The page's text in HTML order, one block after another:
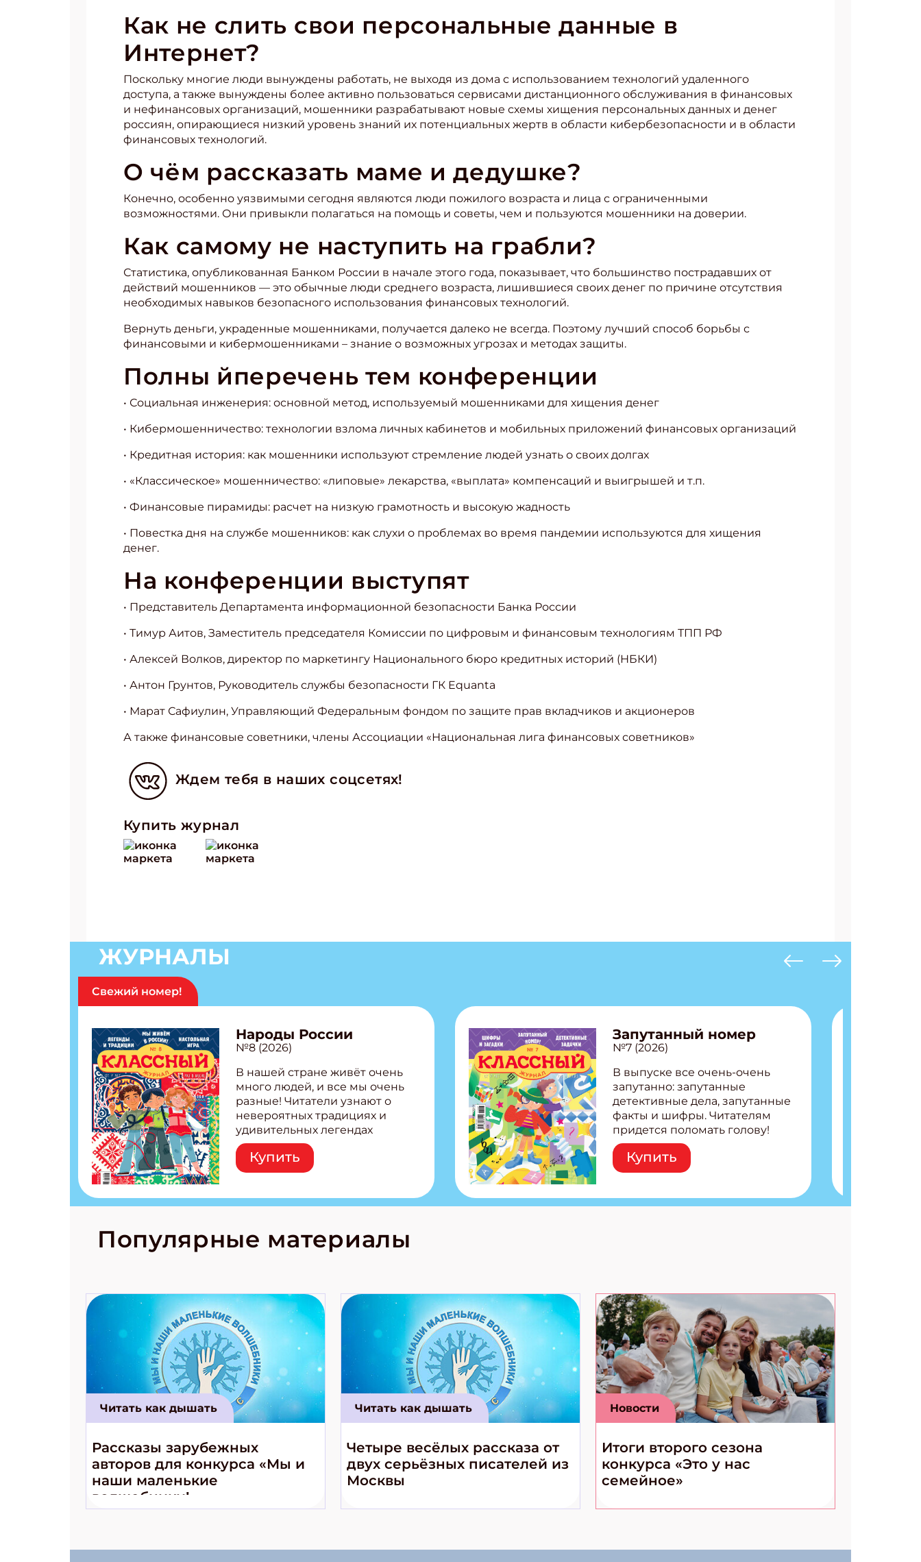
Как не слить свои персональные данные в
Интернет?
Поскольку многие люди вынуждены работать, не выходя из дома с использованием технологий удаленного
доступа, а также вынуждены более активно пользоваться сервисами дистанционного обслуживания в финансовых
и нефинансовых организаций, мошенники разрабатывают новые схемы хищения персональных данных и денег
россиян, опирающиеся низкий уровень знаний их потенциальных жертв в области кибербезопасности и в области
финансовых технологий.
О чём рассказать маме и дедушке?
Конечно, особенно уязвимыми сегодня являются люди пожилого возраста и лица с ограниченными
возможностями. Они привыкли полагаться на помощь и советы, чем и пользуются мошенники на доверии.
Как самому не наступить на грабли?
Статистика, опубликованная Банком России в начале этого года, показывает, что большинство пострадавших от
действий мошенников — это обычные люди среднего возраста, лишившиеся своих денег по причине отсутствия
необходимых навыков безопасного использования финансовых технологий.
Вернуть деньги, украденные мошенниками, получается далеко не всегда. Поэтому лучший способ борьбы с
финансовыми и кибермошенниками – знание о возможных угрозах и методах защиты.
Полны йперечень тем конференции
• Социальная инженерия: основной метод, используемый мошенниками для хищения денег
• Кибермошенничество: технологии взлома личных кабинетов и мобильных приложений финансовых организаций
• Кредитная история: как мошенники используют стремление людей узнать о своих долгах
• «Классическое» мошенничество: «липовые» лекарства, «выплата» компенсаций и выигрышей и т.п.
• Финансовые пирамиды: расчет на низкую грамотность и высокую жадность
• Повестка дня на службе мошенников: как слухи о проблемах во время пандемии используются для хищения
денег.
На конференции выступят
• Представитель Департамента информационной безопасности Банка России
• Тимур Аитов, Заместитель председателя Комиссии по цифровым и финансовым технологиям ТПП РФ
• Алексей Волков, директор по маркетингу Национального бюро кредитных историй (НБКИ)
• Антон Грунтов, Руководитель службы безопасности ГК Equanta
• Марат Сафиулин, Управляющий Федеральным фондом по защите прав вкладчиков и акционеров
А также финансовые советники, члены Ассоциации «Национальная лига финансовых советников»
Ждем тебя в наших соцсетях!
Купить журнал
ЖУРНАЛЫ
Свежий номер!
Народы России
№8 (2026)
В нашей стране живёт очень
много людей, и все мы очень
разные! Читатели узнают о
невероятных традициях и
удивительных легендах
народов России! Внутри:
Легенды татар, башкир и
бурятов Настольная игра
странные слова Традиционные
космические приключения!
Купить
Запутанный номер
№7 (2026)
В выпуске все очень-очень
запутанно: запутанные
детективные дела, запутанные
факты и шифры. Читателям
придется поломать голову!
Внутри: Шифры и
расшифровки Плетем
запутанные поделки
Ищем коды 3 комикса
Купить
Популярные материалы
Читать как дышать
Рассказы зарубежных
авторов для конкурса «Мы и
наши маленькие
волшебники!»
Читать как дышать
Четыре весёлых рассказа от
двух серьёзных писателей из
Москвы
Новости
Итоги второго сезона
конкурса «Это у нас
семейное»